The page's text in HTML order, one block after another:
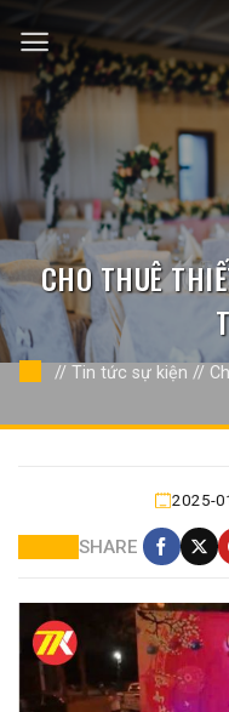
qua
nội
dung
CHO THUÊ
// Tin tức sự kiện //
2025-
SHARE